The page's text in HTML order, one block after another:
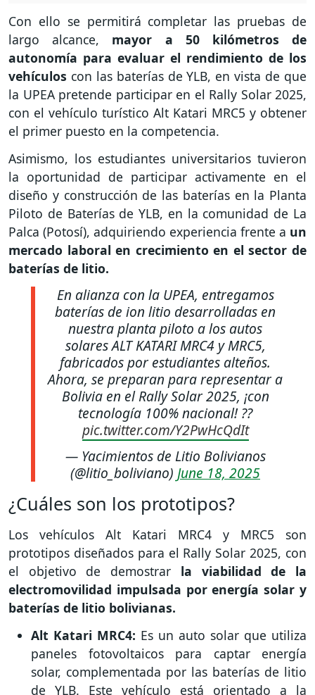
Con ello se permitirá completar las pruebas de
largo alcance, mayor a 50 kilómetros de
autonomía para evaluar el rendimiento de los
vehículos con las baterías de YLB, en vista de que
la UPEA pretende participar en el Rally Solar 2025,
con el vehículo turístico Alt Katari MRC5 y obtener
el primer puesto en la competencia.
Asimismo, los estudiantes universitarios tuvieron
la oportunidad de participar activamente en el
diseño y construcción de las baterías en la Planta
Piloto de Baterías de YLB, en la comunidad de La
Palca (Potosí), adquiriendo experiencia frente a un
mercado laboral en crecimiento en el sector de
baterías de litio.
En alianza con la UPEA, entregamos
baterías de ion litio desarrolladas en
nuestra planta piloto a los autos
solares ALT KATARI MRC4 y MRC5,
fabricados por estudiantes alteños.
Ahora, se preparan para representar a
Bolivia en el Rally Solar 2025, ¡con
tecnología 100% nacional! ??
pic.twitter.com/Y2PwHcQdIt
— Yacimientos de Litio Bolivianos
(@litio_boliviano) June 18, 2025
¿Cuáles son los prototipos?
Los vehículos Alt Katari MRC4 y MRC5 son
prototipos diseñados para el Rally Solar 2025, con
el objetivo de demostrar la viabilidad de la
electromovilidad impulsada por energía solar y
baterías de litio bolivianas.
Alt Katari MRC4: Es un auto solar que utiliza
paneles fotovoltaicos para captar energía
solar, complementada por las baterías de litio
de YLB. Este vehículo está orientado a la